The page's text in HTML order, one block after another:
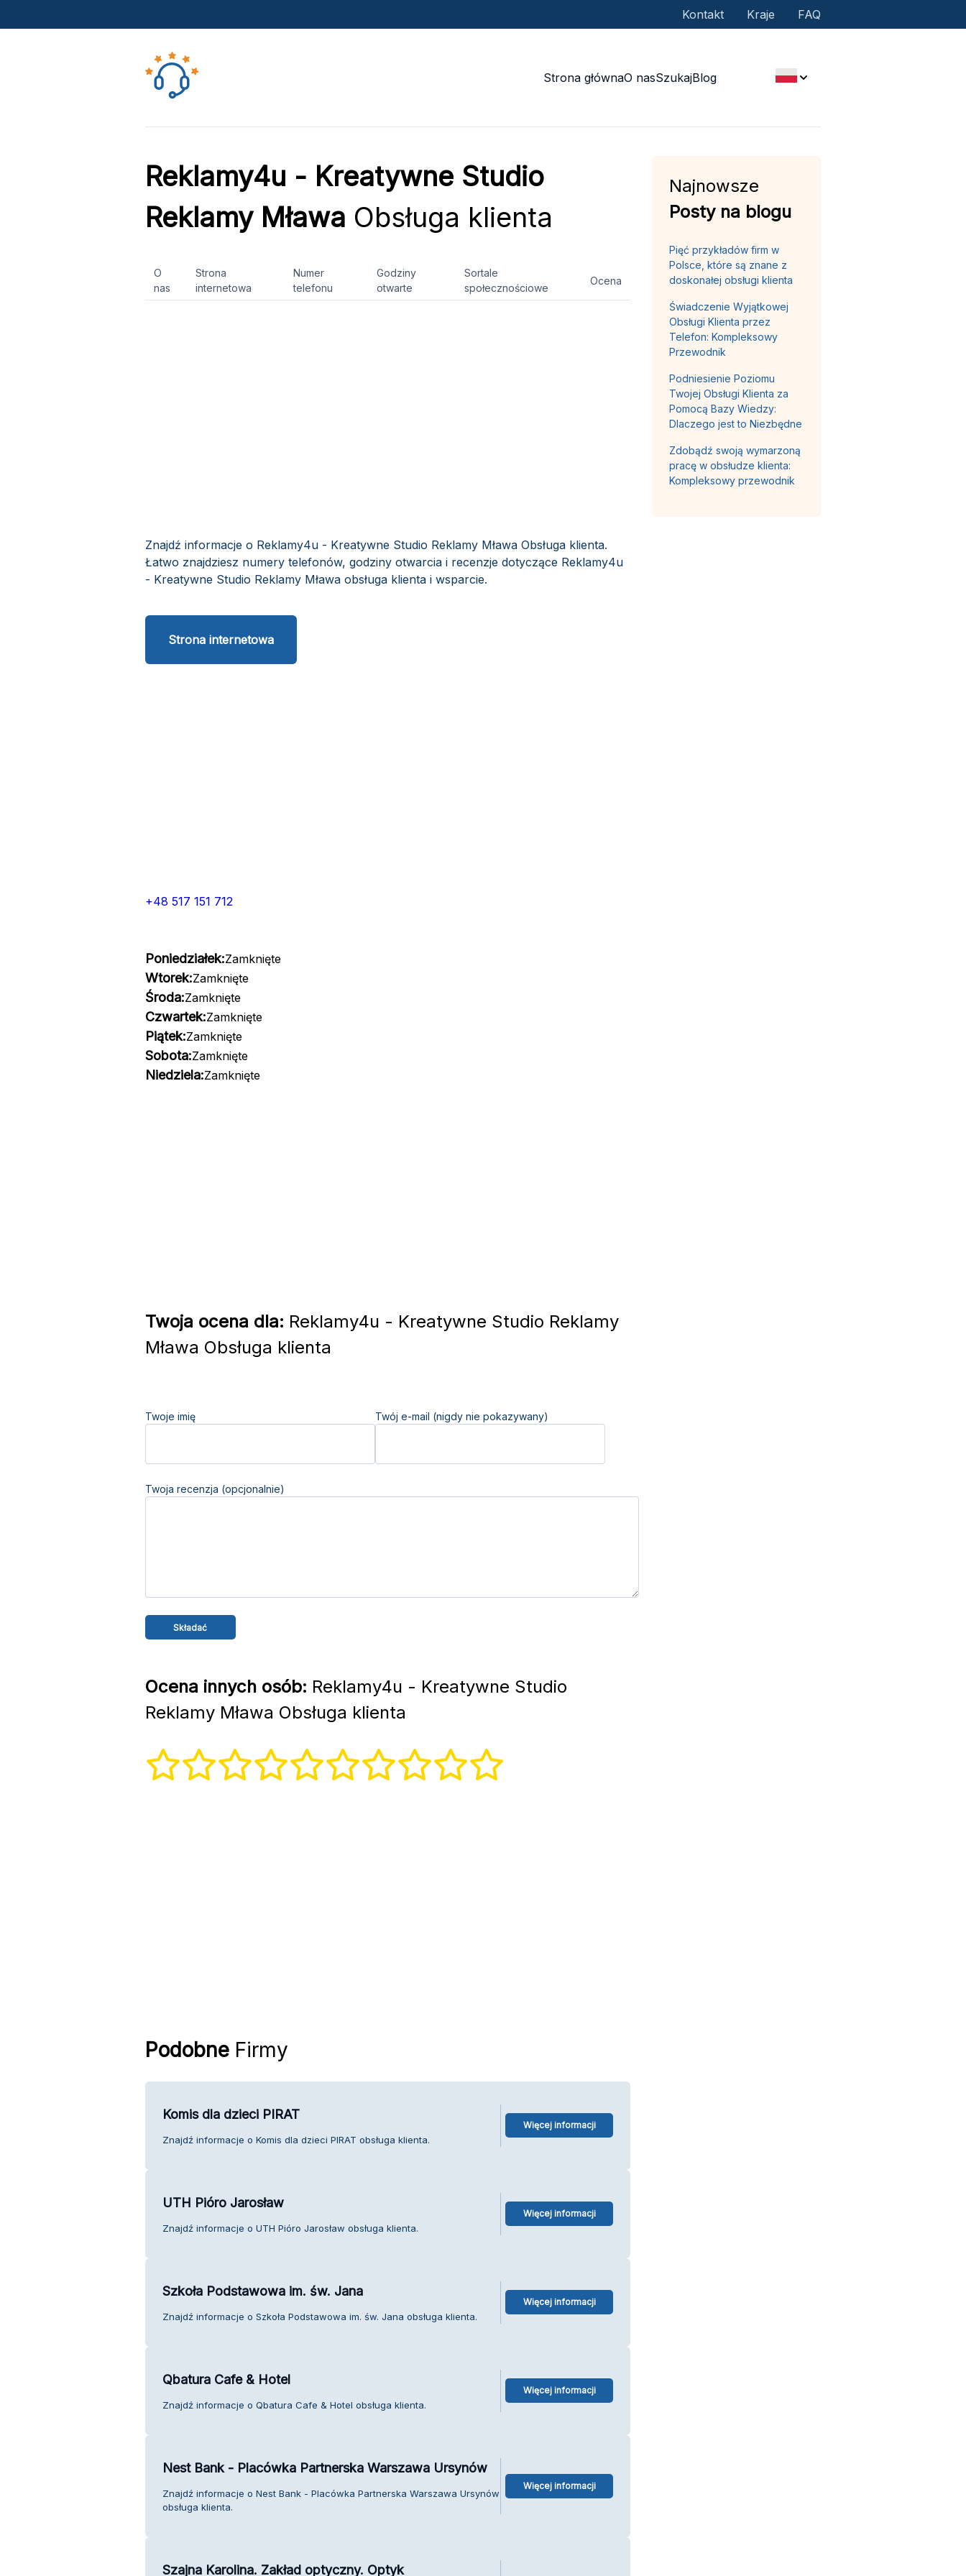
Kontakt Kraje FAQ
Strona głównaO nasSzukajBlog
Reklamy4u - Kreatywne Studio
Reklamy Mława Obsługa klienta
O
nas
Strona
internetowa
Numer
telefonu
Godziny
otwarte
Sortale
społecznościowe
Ocena
Znajdź informacje o Reklamy4u - Kreatywne Studio Reklamy Mława Obsługa klienta.
Łatwo znajdziesz numery telefonów, godziny otwarcia i recenzje dotyczące Reklamy4u
- Kreatywne Studio Reklamy Mława obsługa klienta i wsparcie.
Strona internetowa
+48 517 151 712
Poniedziałek:Zamknięte
Wtorek:Zamknięte
Środa:Zamknięte
Czwartek:Zamknięte
Piątek:Zamknięte
Sobota:Zamknięte
Niedziela:Zamknięte
Twoja ocena dla: Reklamy4u - Kreatywne Studio Reklamy
Mława Obsługa klienta
Twoje imię Twój e-mail (nigdy nie pokazywany)
Twoja recenzja (opcjonalnie)
Ocena innych osób: Reklamy4u - Kreatywne Studio
Reklamy Mława Obsługa klienta
PodobneFirmy
Komis dla dzieci PIRAT
Znajdź informacje o Komis dla dzieci PIRAT obsługa klienta.
Więcej informacji
UTH Pióro Jarosław
Znajdź informacje o UTH Pióro Jarosław obsługa klienta.
Więcej informacji
Szkoła Podstawowa im. św. Jana
Znajdź informacje o Szkoła Podstawowa im. św. Jana obsługa klienta.
Więcej informacji
Qbatura Cafe & Hotel
Znajdź informacje o Qbatura Cafe & Hotel obsługa klienta.
Więcej informacji
Nest Bank - Placówka Partnerska Warszawa Ursynów
Znajdź informacje o Nest Bank - Placówka Partnerska Warszawa Ursynów
obsługa klienta.
Więcej informacji
Szajna Karolina. Zakład optyczny. Optyk
Najnowsze
Posty na blogu
Pięć przykładów firm w
Polsce, które są znane z
doskonałej obsługi klienta
Świadczenie Wyjątkowej
Obsługi Klienta przez
Telefon: Kompleksowy
Przewodnik
Podniesienie Poziomu
Twojej Obsługi Klienta za
Pomocą Bazy Wiedzy:
Dlaczego jest to Niezbędne
Zdobądź swoją wymarzoną
pracę w obsłudze klienta:
Kompleksowy przewodnik